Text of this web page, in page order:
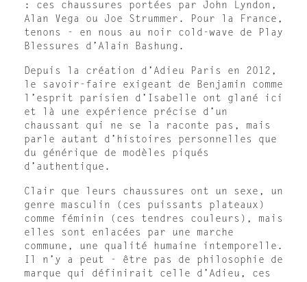
: ces chaussures portées par John Lyndon,
Alan Vega ou Joe Strummer. Pour la France,
tenons - en nous au noir cold-wave de Play
Blessures d’Alain Bashung.
Depuis la création d’Adieu Paris en 2012,
le savoir-faire exigeant de Benjamin comme
l’esprit parisien d’Isabelle ont glané ici
et là une expérience précise d’un
chaussant qui ne se la raconte pas, mais
parle autant d’histoires personnelles que
du générique de modèles piqués
d’authentique.
Clair que leurs chaussures ont un sexe, un
genre masculin (ces puissants plateaux)
comme féminin (ces tendres couleurs), mais
elles sont enlacées par une marche
commune, une qualité humaine intemporelle.
Il n’y a peut - être pas de philosophie de
marque qui définirait celle d’Adieu, ces